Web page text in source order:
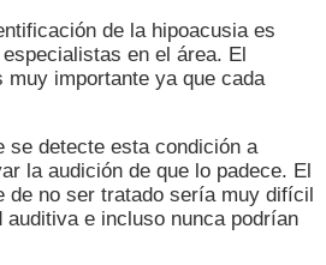
de la hipoacusia es
en el área. El
muy importante ya que cada
se detecte esta condición a
la audición de que lo padece. El
de no ser tratado sería muy difícil
auditiva e incluso nunca podrían